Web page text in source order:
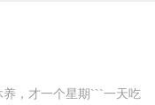
，才一个星期```一天吃